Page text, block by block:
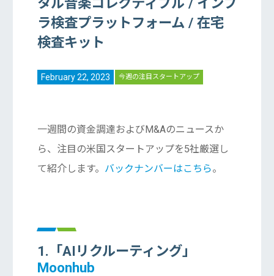
ラ検査プラットフォーム / 在宅
検査キット
February 22, 2023 今週の注目スタートアップ
一週間の資金調達およびM&Aのニュースか
ら、注目の米国スタートアップを5社厳選し
て紹介します。 バックナンバーはこちら。
1.「AIリクルーティング」
Moonhub